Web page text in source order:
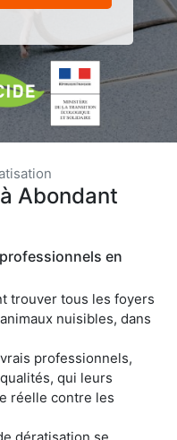
Abondant
en
trouver tous les foyers
nuisibles, dans
professionnels,
qui leurs
réelle contre les